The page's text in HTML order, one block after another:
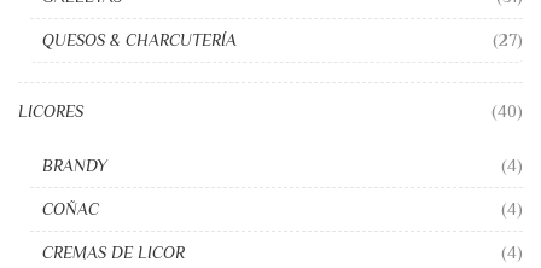
QUESOS & CHARCUTERÍA (27)
LICORES (40)
BRANDY (4)
COÑAC (4)
CREMAS DE LICOR (4)